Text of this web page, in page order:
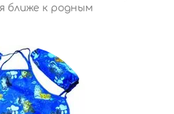
ближе к родным